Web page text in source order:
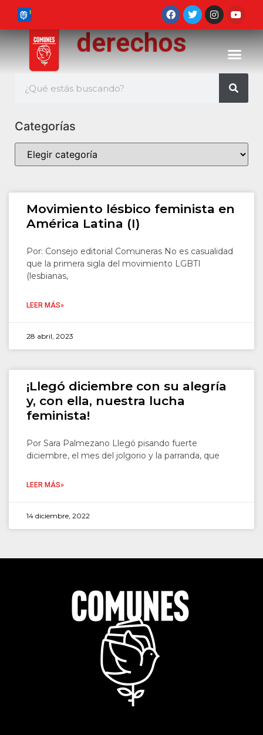
derechos
Categorías
Movimiento lésbico feminista en
América Latina (I)
Por: Consejo editorial Comuneras No es casualidad
que la primera sigla del movimiento LGBTI
(lesbianas,
LEER MÁS»
28 abril, 2023
¡Llegó diciembre con su alegría
y, con ella, nuestra lucha
feminista!
Por Sara Palmezano Llegó pisando fuerte
diciembre, el mes del jolgorio y la parranda, que
LEER MÁS»
14 diciembre, 2022